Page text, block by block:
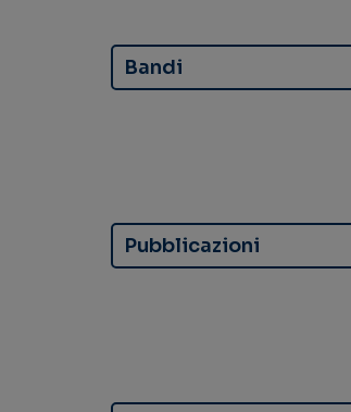
Bandi
Pubblicazioni